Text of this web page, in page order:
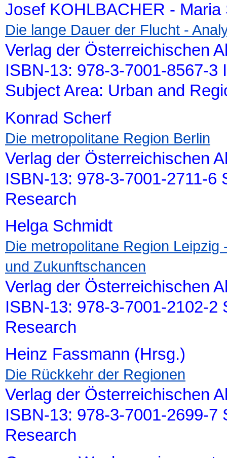
Josef KOHLBACHER -
Die lange Dauer der Flucht -
Verlag der Österreichischen
ISBN-13: 978-3-7001-8567-
Subject Area: Urban and
Konrad Scherf
Die metropolitane Region Berlin
Verlag der Österreichischen
ISBN-13: 978-3-7001-2711-6
Research
Helga Schmidt
Die metropolitane Region
und Zukunftschancen
Verlag der Österreichischen
ISBN-13: 978-3-7001-2102-2
Research
Heinz Fassmann (Hrsg.)
Die Rückkehr der Regionen
Verlag der Österreichischen
ISBN-13: 978-3-7001-2699-7
Research